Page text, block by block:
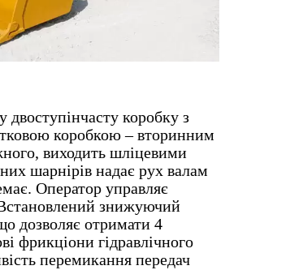
двоступінчасту коробку з
коробкою – вторинним
виходить шліцевими
шарнірів надає рух валам
Оператор управляє
знижуючий
дозволяє отримати 4
фрикціони гідравлічного
перемикання передач